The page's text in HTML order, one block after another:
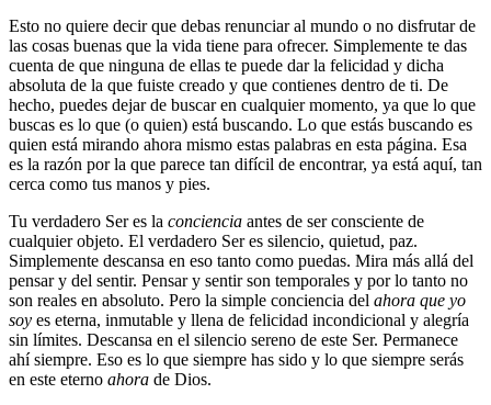
Esto no quiere decir que debas renunciar al mundo o no disfrutar de
las cosas buenas que la vida tiene para ofrecer. Simplemente te das
cuenta de que ninguna de ellas te puede dar la felicidad y dicha
absoluta de la que fuiste creado y que contienes dentro de ti. De
hecho, puedes dejar de buscar en cualquier momento, ya que lo que
buscas es lo que (o quien) está buscando. Lo que estás buscando es
quien está mirando ahora mismo estas palabras en esta página. Esa
es la razón por la que parece tan difícil de encontrar, ya está aquí, tan
cerca como tus manos y pies.
Tu verdadero Ser es la conciencia antes de ser consciente de
cualquier objeto. El verdadero Ser es silencio, quietud, paz.
Simplemente descansa en eso tanto como puedas. Mira más allá del
pensar y del sentir. Pensar y sentir son temporales y por lo tanto no
son reales en absoluto. Pero la simple conciencia del ahora que yo
soy es eterna, inmutable y llena de felicidad incondicional y alegría
sin límites. Descansa en el silencio sereno de este Ser. Permanece
ahí siempre. Eso es lo que siempre has sido y lo que siempre serás
en este eterno ahora de Dios.